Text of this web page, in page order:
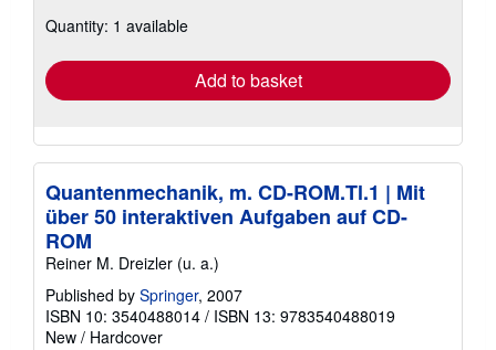
shipping
Quantity: 1 available
Add to basket
Quantenmechanik, m. CD-ROM.Tl.1 | Mit
über 50 interaktiven Aufgaben auf CD-
ROM
Reiner M. Dreizler (u. a.)
Published by Springer, 2007
ISBN 10: 3540488014 / ISBN 13: 9783540488019
New / Hardcover